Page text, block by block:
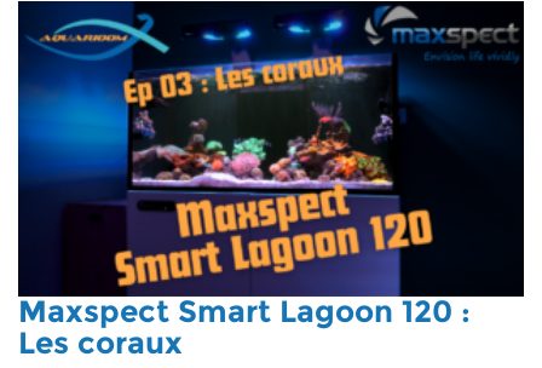
Maxspect Smart Lagoon 120 :
Les coraux